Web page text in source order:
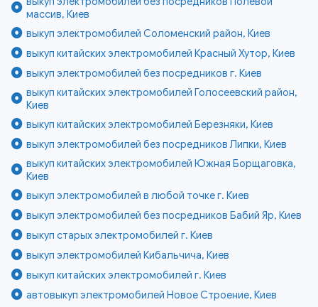
массив, Киев
выкуп электромобилей Соломенский район, Киев
выкуп китайских электромобилей Красный Хутор, Киев
выкуп электромобилей без посредников г. Киев
выкуп китайских электромобилей Голосеевский район,
Киев
выкуп китайских электромобилей Березняки, Киев
выкуп электромобилей без посредников Липки, Киев
выкуп китайских электромобилей Южная Борщаговка,
Киев
выкуп электромобилей в любой точке г. Киев
выкуп электромобилей без посредников Бабий Яр, Киев
выкуп старых электромобилей г. Киев
выкуп электромобилей Кибальчича, Киев
выкуп китайских электромобилей г. Киев
автовыкуп электромобилей Новое Строение, Киев